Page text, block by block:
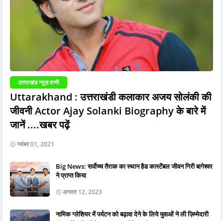
उत्तराखंड न्यूज़ वाणी
Uttarakhand : उत्तराखंडी कलाकार अजय सोलंकी की
जीवनी Actor Ajay Solanki Biography के बारे में
जानें ....खबर पढ़ें
नवंबर 01, 2021
Big News: सर्वोच्च तैराक का स्थान हैड कास्टेंबल जीवन गिरी बागेश्वर
ने प्राप्त किया
अगस्त 12, 2023
नामिक ग्लेशियर में पर्यटन को बढ़ावा देने के लिये युवाओं ने ली ज़िम्मेदारी